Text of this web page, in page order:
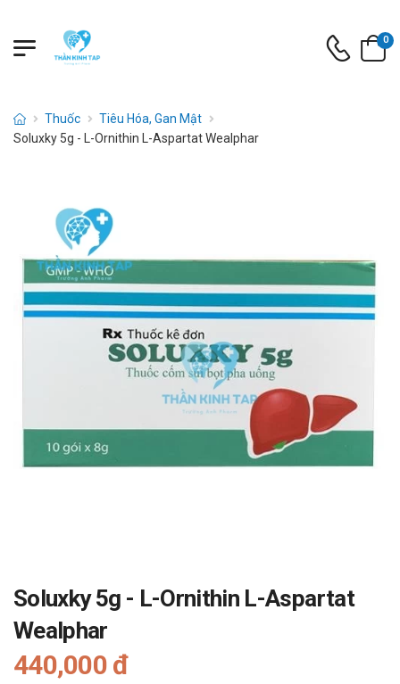
0
Thuốc
Tiêu Hóa, Gan Mật
Soluxky 5g - L-Ornithin L-Aspartat Wealphar
Soluxky 5g - L-Ornithin L-Aspartat
Wealphar
440,000 đ